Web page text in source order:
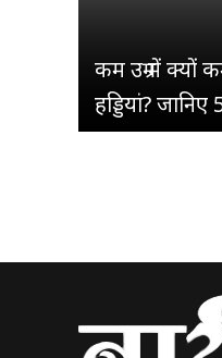
कम उम्र में क्यों
हड्डियां? जानिए